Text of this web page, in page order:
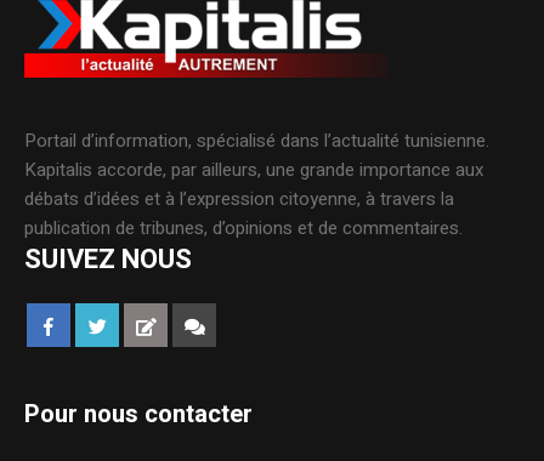
Portail d’information, spécialisé dans l’actualité tunisienne.
Kapitalis accorde, par ailleurs, une grande importance aux
débats d’idées et à l’expression citoyenne, à travers la
publication de tribunes, d’opinions et de commentaires.
SUIVEZ NOUS
Pour nous contacter